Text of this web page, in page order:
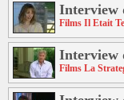
Interview
Films Il Etait
Interview
Films La